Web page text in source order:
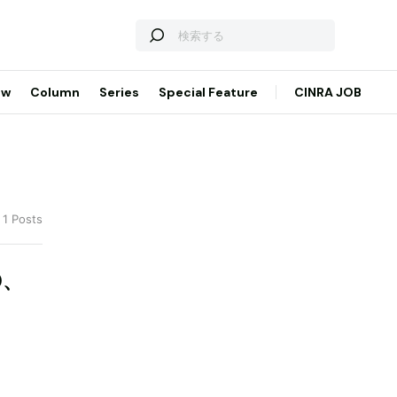
Column Series Special Feature CINRA JOB
Posts